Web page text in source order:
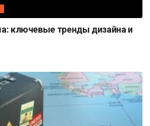
ключевые тренды дизайна и